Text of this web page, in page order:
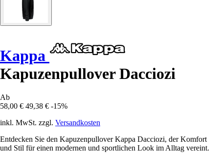
Kappa
Kapuzenpullover Dacciozi
Ab
58,00 € 49,38 € -15%
inkl. MwSt. zzgl. Versandkosten
Entdecken Sie den Kapuzenpullover Kappa Dacciozi, der Komfort
und Stil für einen modernen und sportlichen Look im Alltag vereint.